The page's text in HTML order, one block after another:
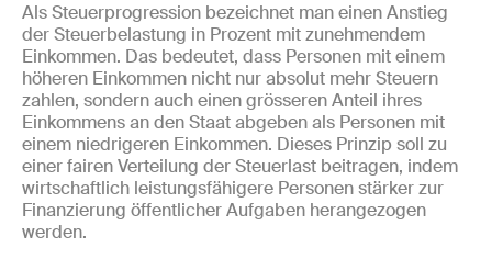
Als Steuerprogression bezeichnet man einen Anstieg
der Steuerbelastung in Prozent mit zunehmendem
Einkommen. Das bedeutet, dass Personen mit einem
höheren Einkommen nicht nur absolut mehr Steuern
zahlen, sondern auch einen grösseren Anteil ihres
Einkommens an den Staat abgeben als Personen mit
einem niedrigeren Einkommen. Dieses Prinzip soll zu
einer fairen Verteilung der Steuerlast beitragen, indem
wirtschaftlich leistungsfähigere Personen stärker zur
Finanzierung öffentlicher Aufgaben herangezogen
werden.